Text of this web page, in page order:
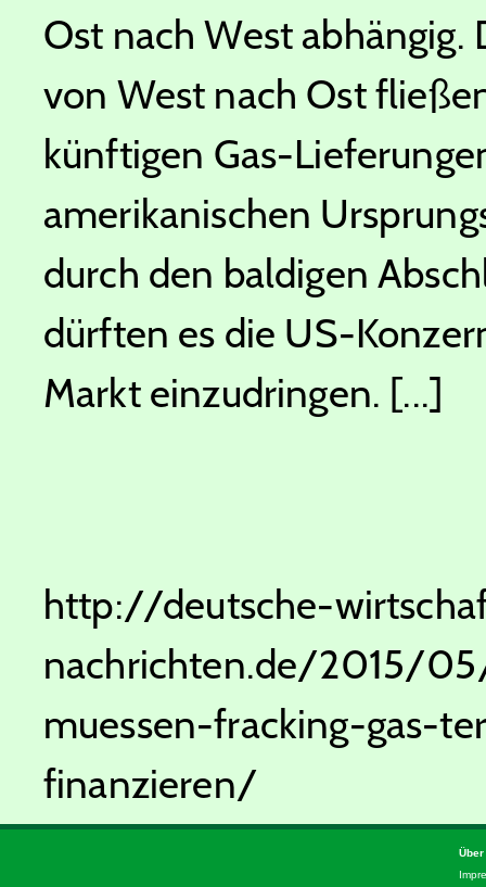
Ost nach West abhängig.
von West nach Ost
künftigen Gas-
amerikanischen
durch den baldigen
dürften es die US-
Markt einzudringen. [...]
http://deutsche-
nachrichten.de/2015/
muessen-fracking-gas-
finanzieren/
Über